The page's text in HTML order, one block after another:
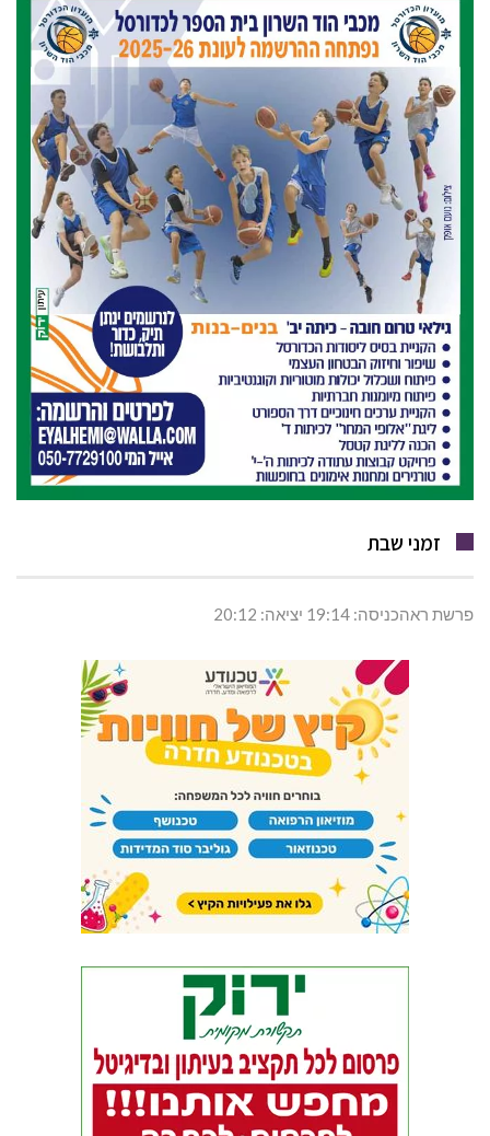
זמני שבת
פרשת ראהכניסה: 19:14 יציאה: 20:12